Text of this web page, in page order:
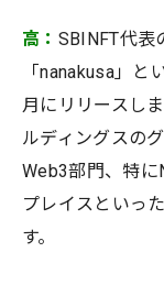
高： SBINFT代表
「nanakusa」
月にリリースし
ルディングスの
Web3部門、特に
プレイスといっ
す。